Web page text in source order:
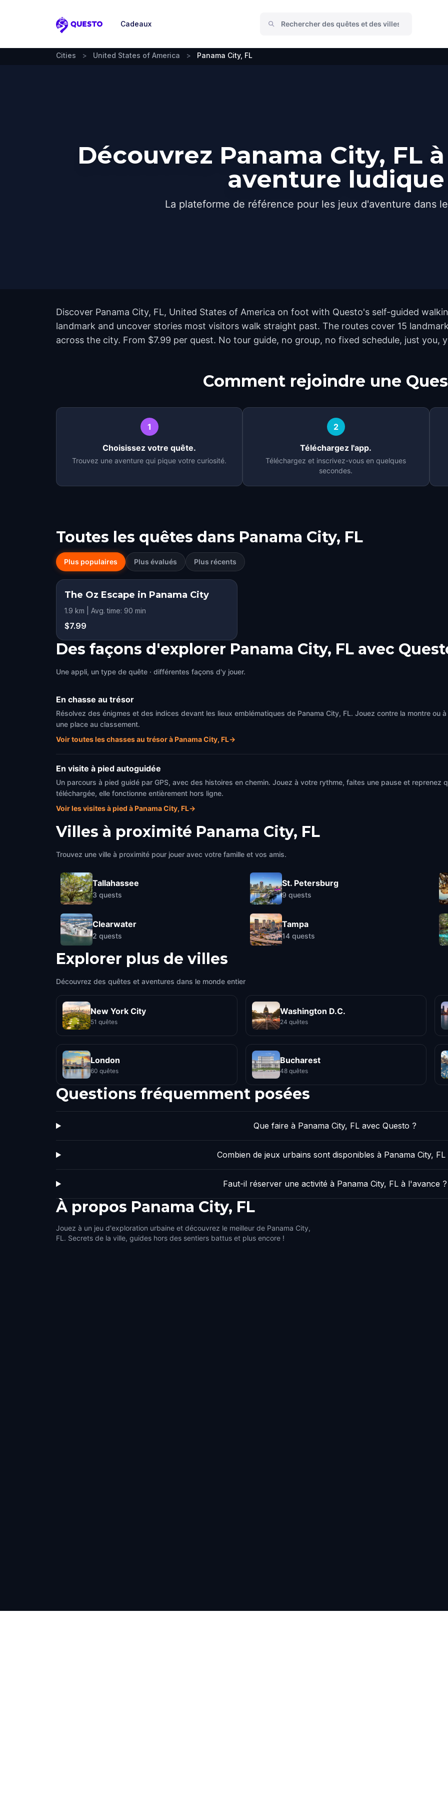
Questo
Cadeaux
Cities > United States of America > Panama City, FL
Découvrez Panama City, FL
aventure ludique
La plateforme de référence pour les jeux d'aventure dans
Discover Panama City, FL, United States of America on foot with Questo's self-guided
landmark and uncover stories most visitors walk straight past. The routes cover 15
across the city. From $7.99 per quest. No tour guide, no group, no fixed schedule, just you,
Comment rejoindre une
1
Choisissez votre quête.
Trouvez une aventure qui pique votre curiosité.
2
Téléchargez l'app.
Téléchargez et inscrivez-vous en quelques
secondes.
Toutes les quêtes dans Panama City, FL
Plus populaires Plus évalués Plus récents
The Oz Escape in Panama City
1.9 km | Avg. time: 90 min
$7.99
Des façons d'explorer Panama City, FL avec
Une appli, un type de quête · différentes façons d'y jouer.
En chasse au trésor
Résolvez des énigmes et des indices devant les lieux emblématiques de Panama City, FL. Jouez contre la montre ou
une place au classement.
Voir toutes les chasses au trésor à Panama City, FL→
En visite à pied autoguidée
Un parcours à pied guidé par GPS, avec des histoires en chemin. Jouez à votre rythme, faites une pause et reprenez
téléchargée, elle fonctionne entièrement hors ligne.
Voir les visites à pied à Panama City, FL→
Villes à proximité Panama City, FL
Trouvez une ville à proximité pour jouer avec votre famille et vos amis.
Tallahassee
3 quests
Clearwater
2 quests
St. Petersburg
9 quests
Tampa
14 quests
Explorer plus de villes
Découvrez des quêtes et aventures dans le monde entier
New York City
51 quêtes
Washington D.C.
24 quêtes
London
60 quêtes
Bucharest
48 quêtes
Questions fréquemment posées
Que faire à Panama City, FL avec Questo ?
Combien de jeux urbains sont disponibles à Panama City, FL
Faut-il réserver une activité à Panama City, FL à l'avance ?
À propos Panama City, FL
Jouez à un jeu d'exploration urbaine et découvrez le meilleur de Panama City,
FL. Secrets de la ville, guides hors des sentiers battus et plus encore !